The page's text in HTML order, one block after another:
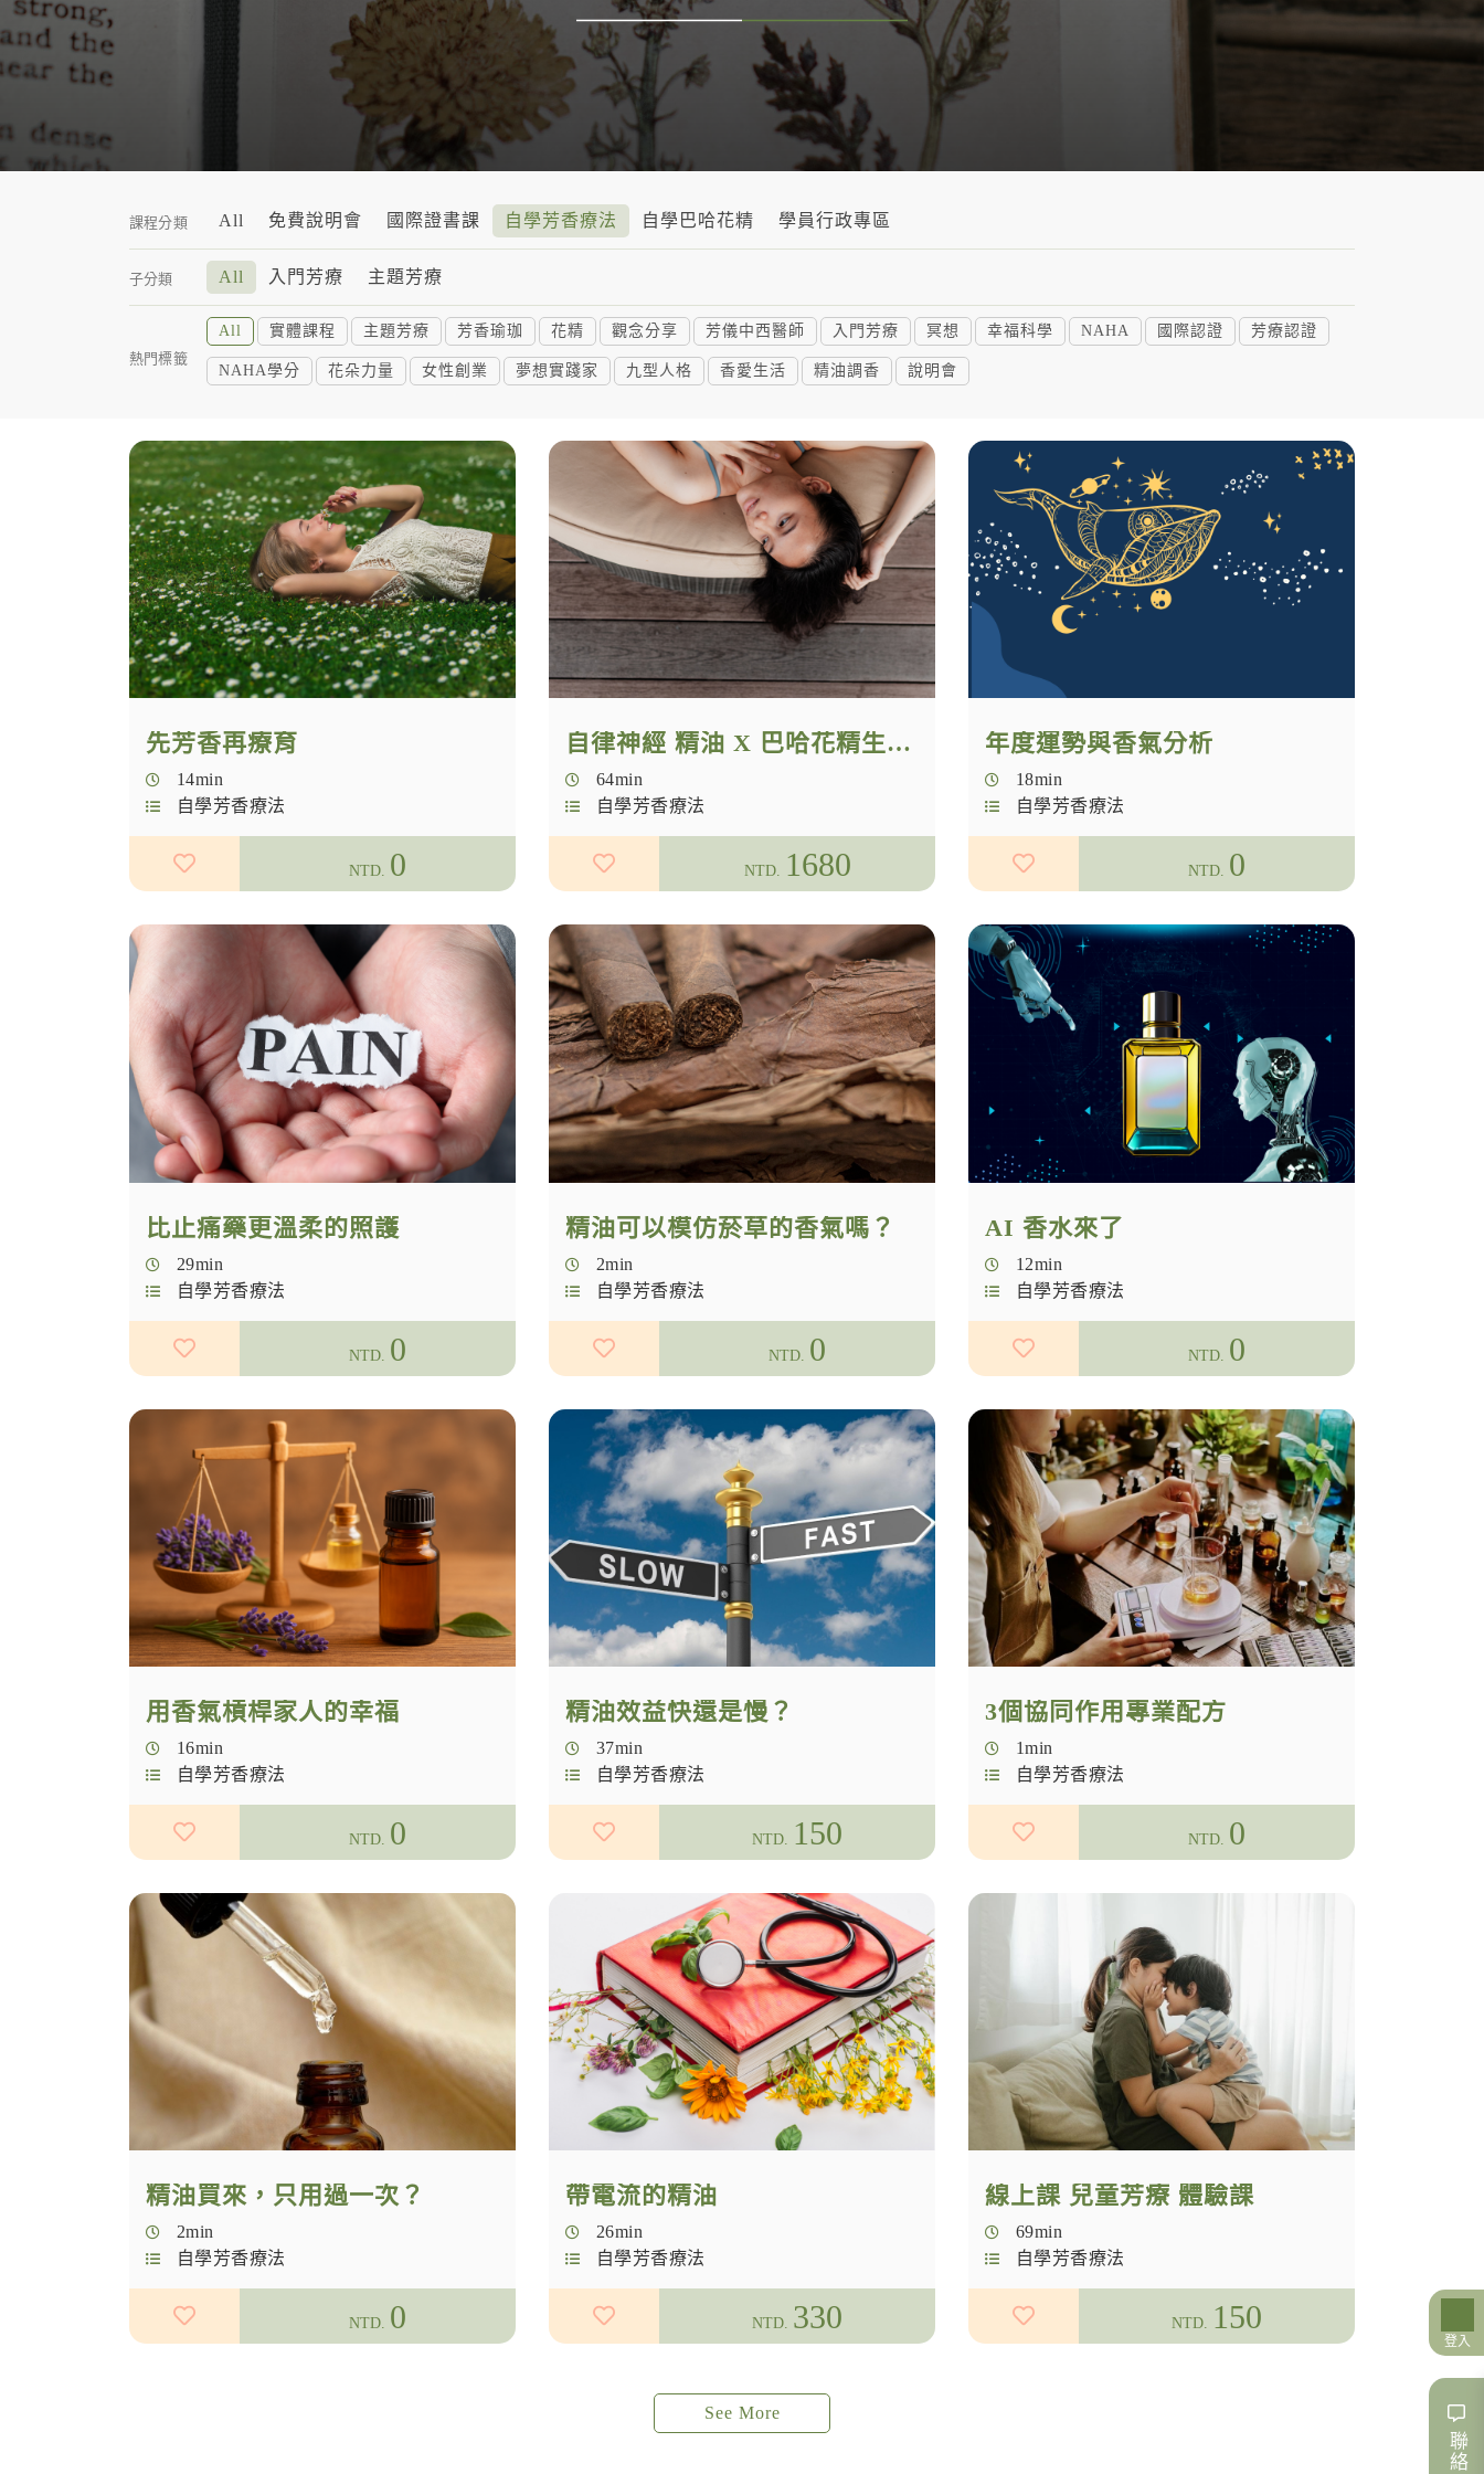
課程分類 All 免費說明會 國際證書課 自學芳香療法 自學巴哈花精 學員行政專區
子分類 All 入門芳療 主題芳療
熱門標籤
All 實體課程 主題芳療 芳香瑜珈 花精 觀念分享 芳儀中西醫師 入門芳療 冥想 幸福科學 NAHA 國際認證 芳療認證
NAHA學分 花朵力量 女性創業 夢想實踐家 九型人格 香愛生活 精油調香 說明會
先芳香再療育
14min
自學芳香療法
NTD. 0
自律神經 精油 X 巴哈花精生活照護
64min
自學芳香療法
NTD. 1680
年度運勢與香氣分析
18min
自學芳香療法
NTD. 0
比止痛藥更溫柔的照護
29min
自學芳香療法
NTD. 0
精油可以模仿菸草的香氣嗎？
2min
自學芳香療法
NTD. 0
AI 香水來了
12min
自學芳香療法
NTD. 0
用香氣槓桿家人的幸福
16min
自學芳香療法
NTD. 0
精油效益快還是慢？
37min
自學芳香療法
NTD. 150
3個協同作用專業配方
1min
自學芳香療法
NTD. 0
精油買來，只用過一次？
2min
自學芳香療法
NTD. 0
帶電流的精油
26min
自學芳香療法
NTD. 330
線上課 兒童芳療 體驗課
69min
自學芳香療法
NTD. 150
See More
登入